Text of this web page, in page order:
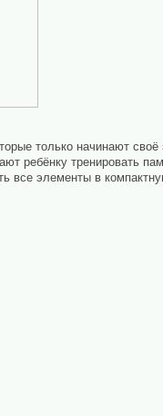
только начинают своё
ребёнку тренировать
все элементы в